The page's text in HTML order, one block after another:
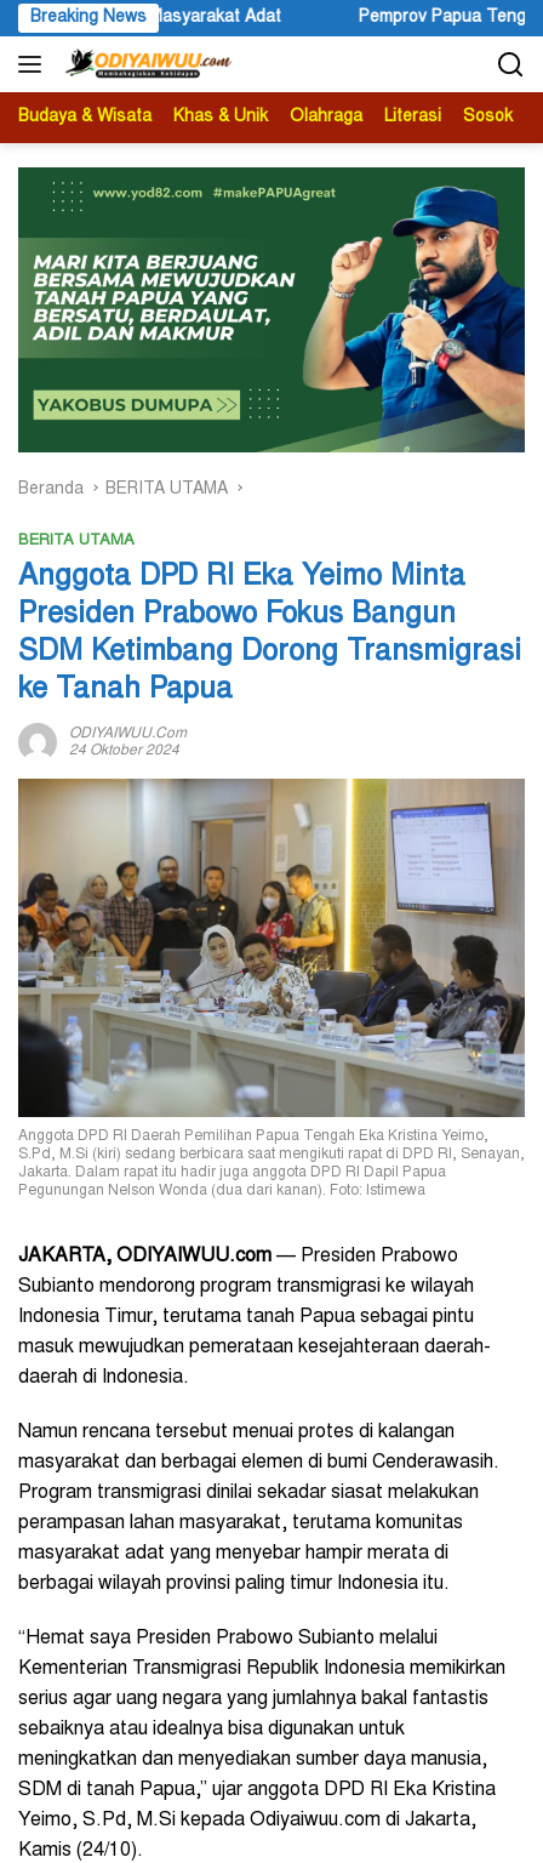
Langsung
ke
konten
Breaking News
Pemprov Papua Tengah dan Scopi Teken MoU Perkuat
Budaya & Wisata Khas & Unik Olahraga Literasi Sosok
Beranda BERITA UTAMA
BERITA UTAMA
Anggota DPD RI Eka Yeimo Minta
Presiden Prabowo Fokus Bangun
SDM Ketimbang Dorong Transmigrasi
ke Tanah Papua
ODIYAIWUU.com
24 Oktober 2024
Anggota DPD RI Daerah Pemilihan Papua Tengah Eka Kristina Yeimo,
S.Pd, M.Si (kiri) sedang berbicara saat mengikuti rapat di DPD RI, Senayan,
Jakarta. Dalam rapat itu hadir juga anggota DPD RI Dapil Papua
Pegunungan Nelson Wonda (dua dari kanan). Foto: Istimewa
JAKARTA, ODIYAIWUU.com — Presiden Prabowo
Subianto mendorong program transmigrasi ke wilayah
Indonesia Timur, terutama tanah Papua sebagai pintu
masuk mewujudkan pemerataan kesejahteraan daerah-
daerah di Indonesia.
Namun rencana tersebut menuai protes di kalangan
masyarakat dan berbagai elemen di bumi Cenderawasih.
Program transmigrasi dinilai sekadar siasat melakukan
perampasan lahan masyarakat, terutama komunitas
masyarakat adat yang menyebar hampir merata di
berbagai wilayah provinsi paling timur Indonesia itu.
“Hemat saya Presiden Prabowo Subianto melalui
Kementerian Transmigrasi Republik Indonesia memikirkan
serius agar uang negara yang jumlahnya bakal fantastis
sebaiknya atau idealnya bisa digunakan untuk
meningkatkan dan menyediakan sumber daya manusia,
SDM di tanah Papua,” ujar anggota DPD RI Eka Kristina
Yeimo, S.Pd, M.Si kepada Odiyaiwuu.com di Jakarta,
Kamis (24/10).